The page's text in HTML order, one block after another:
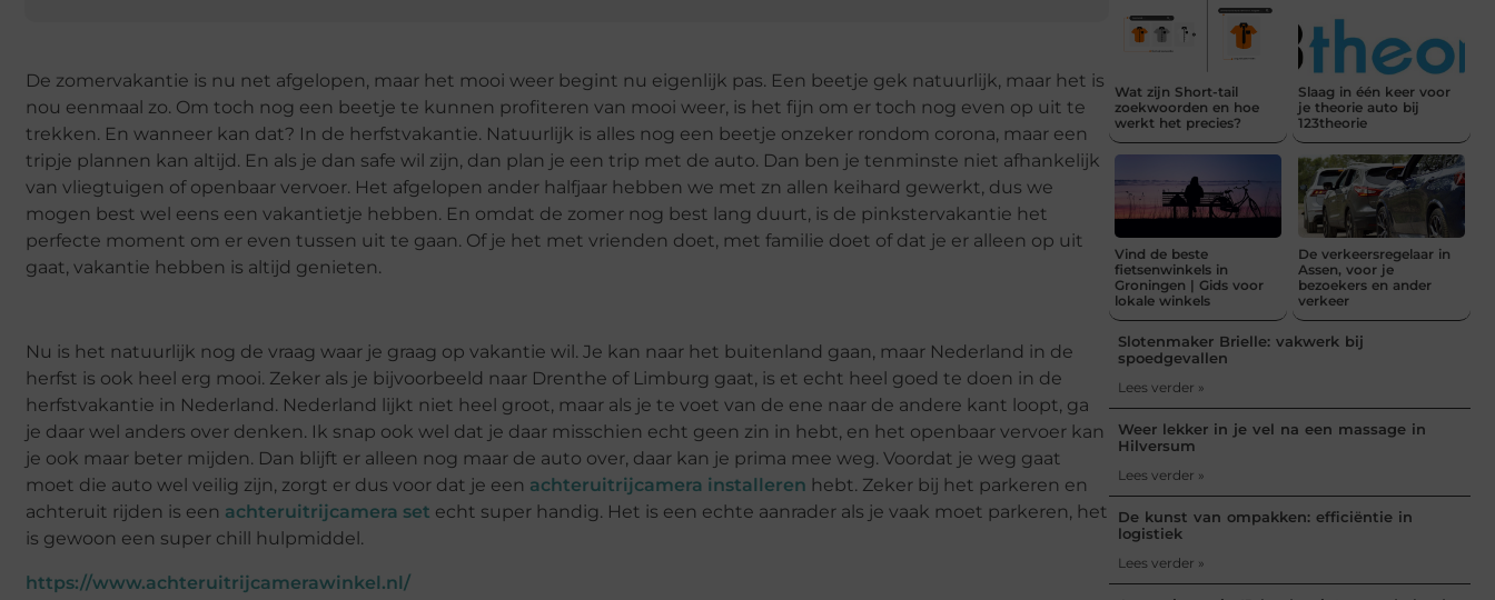
De zomervakantie is nu net afgelopen, maar het mooi weer begint nu eigenlijk pas. Een beetje gek natuurlijk, maar het is
nou eenmaal zo. Om toch nog een beetje te kunnen profiteren van mooi weer, is het fijn om er toch nog even op uit te
trekken. En wanneer kan dat? In de herfstvakantie. Natuurlijk is alles nog een beetje onzeker rondom corona, maar een
tripje plannen kan altijd. En als je dan safe wil zijn, dan plan je een trip met de auto. Dan ben je tenminste niet afhankelijk
van vliegtuigen of openbaar vervoer. Het afgelopen ander halfjaar hebben we met zn allen keihard gewerkt, dus we
mogen best wel eens een vakantietje hebben. En omdat de zomer nog best lang duurt, is de pinkstervakantie het
perfecte moment om er even tussen uit te gaan. Of je het met vrienden doet, met familie doet of dat je er alleen op uit
gaat, vakantie hebben is altijd genieten.
Nu is het natuurlijk nog de vraag waar je graag op vakantie wil. Je kan naar het buitenland gaan, maar Nederland in de
herfst is ook heel erg mooi. Zeker als je bijvoorbeeld naar Drenthe of Limburg gaat, is et echt heel goed te doen in de
herfstvakantie in Nederland. Nederland lijkt niet heel groot, maar als je te voet van de ene naar de andere kant loopt, ga
je daar wel anders over denken. Ik snap ook wel dat je daar misschien echt geen zin in hebt, en het openbaar vervoer kan
je ook maar beter mijden. Dan blijft er alleen nog maar de auto over, daar kan je prima mee weg. Voordat je weg gaat
moet die auto wel veilig zijn, zorgt er dus voor dat je een achteruitrijcamera installeren hebt. Zeker bij het parkeren en
achteruit rijden is een achteruitrijcamera set echt super handig. Het is een echte aanrader als je vaak moet parkeren, het
is gewoon een super chill hulpmiddel.
https://www.achteruitrijcamerawinkel.nl/
Wat zijn Short-tail
zoekwoorden en hoe
werkt het precies?
Slaag in één keer voor
je theorie auto bij
123theorie
Vind de beste
fietsenwinkels in
Groningen | Gids voor
lokale winkels
De verkeersregelaar in
Assen, voor je
bezoekers en ander
verkeer
Slotenmaker Brielle: vakwerk bij
spoedgevallen
Lees verder »
Weer lekker in je vel na een massage in
Hilversum
Lees verder »
De kunst van ompakken: efficiëntie in
logistiek
Lees verder »